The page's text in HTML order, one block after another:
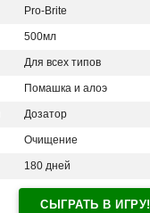
Pro-Brite
500мл
Для всех типов
Помашка и алоэ
Дозатор
Очищение
180 дней
СЫГРАТЬ В ИГРУ!